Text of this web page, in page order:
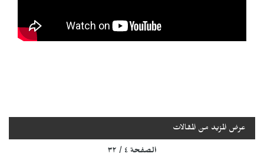
عرض المزيد من المقالات
الصفحة ٤ / ٣٢